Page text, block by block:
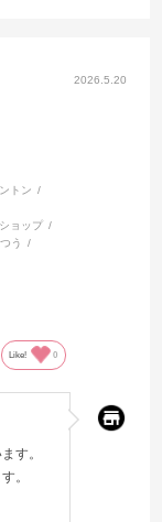
2026.5.20
トン
ョップ
う
Like! 0
す。
。